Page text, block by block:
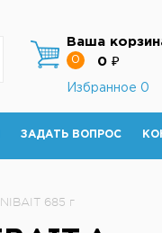
Ваша
0 0 ₽
Избранное 0
ЗАДАТЬ ВОПРОС
685 г